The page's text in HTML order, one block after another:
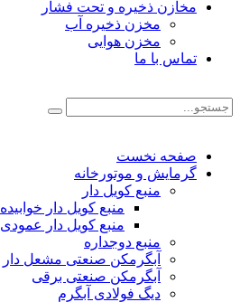
مخازن ذخیره و تحت فشار
مخزن ذخیره آب
مخزن هوایی
تماس با ما
صفحه نخست
گرمایش و موتورخانه
منبع کویل دار
منبع کویل دار خوابیده
منبع کویل دار عمودی
منبع دوجداره
آبگرمکن صنعتی مشعل دار
آبگرمکن صنعتی برقی
دیگ فولادی آبگرم